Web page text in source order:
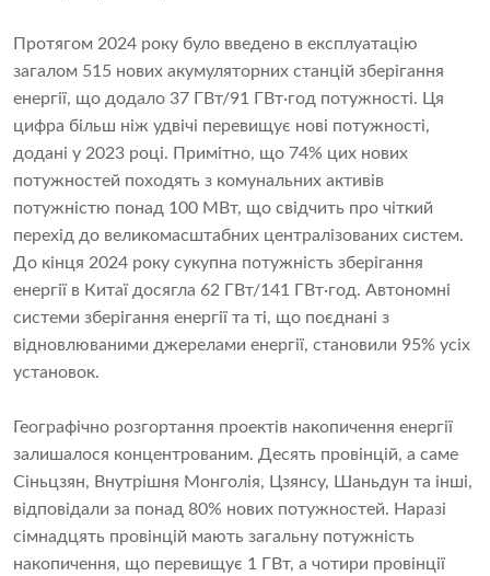
Протягом 2024 року було введено в експлуатацію
загалом 515 нових акумуляторних станцій зберігання
енергії, що додало 37 ГВт/91 ГВт·год потужності. Ця
цифра більш ніж удвічі перевищує нові потужності,
додані у 2023 році. Примітно, що 74% цих нових
потужностей походять з комунальних активів
потужністю понад 100 МВт, що свідчить про чіткий
перехід до великомасштабних централізованих систем.
До кінця 2024 року сукупна потужність зберігання
енергії в Китаї досягла 62 ГВт/141 ГВт·год. Автономні
системи зберігання енергії та ті, що поєднані з
відновлюваними джерелами енергії, становили 95% усіх
установок.
Географічно розгортання проектів накопичення енергії
залишалося концентрованим. Десять провінцій, а саме
Сіньцзян, Внутрішня Монголія, Цзянсу, Шаньдун та інші,
відповідали за понад 80% нових потужностей. Наразі
сімнадцять провінцій мають загальну потужність
накопичення, що перевищує 1 ГВт, а чотири провінції